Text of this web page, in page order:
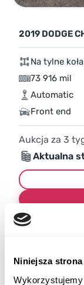
Niniejsza
2019 DODGE
Na tylne koła
73 916 mil
Automatic
Front end
Aukcja za 3
Aktualna